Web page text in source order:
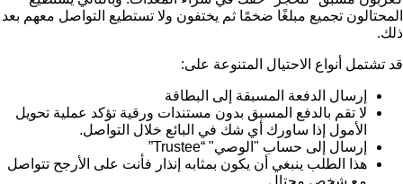
المحتالون تجميع مبلغًا ضخمًا ثم يختفون ولا تستطيع التواصل معهم بعد
ذلك.
قد تشتمل أنواع الاحتيال المتنوعة على:
إرسال الدفعة المسبقة إلى البطاقة
لا تقم بالدفع المسبق بدون مستندات ورقية تؤكد عملية تحويل
الأمول إذا ساورك أي شك في البائع خلال التواصل.
إرسال إلى حساب "الوصي" “Trustee”
هذا الطلب ينبغي أن يكون بمثابه إنذار فأنت على الأرجح تتواصل
مع شخص محتال.